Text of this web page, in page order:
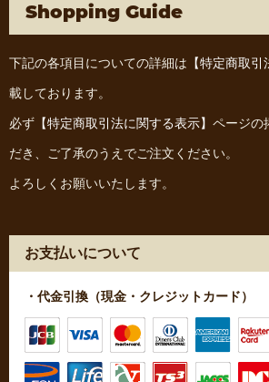
Shopping Guide
下記の各項目についての詳細は 【特定商取引
載しております。
必ず 【特定商取引法に関する表示】 ページの
だき、ご了承のうえでご注文ください。
よろしくお願いいたします。
お支払いについて
・代金引換（現金・クレジットカード）